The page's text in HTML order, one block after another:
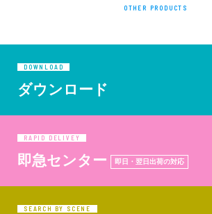
OTHER PRODUCTS
DOWNLOAD
ダウンロード
RAPID DELIVEY
即急センター 即日・翌日出荷の対応
SEARCH BY SCENE